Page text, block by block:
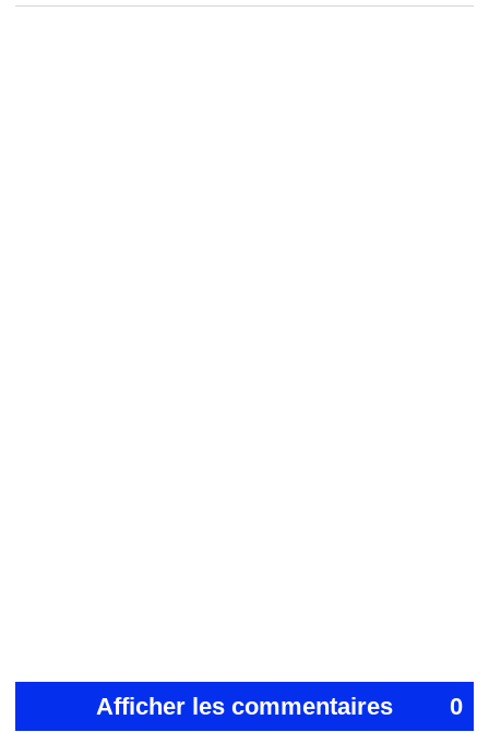
Afficher les commentaires 0